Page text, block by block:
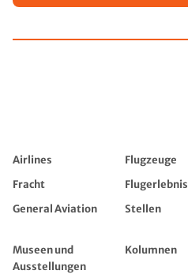
Airlines Flugzeuge
Fracht
Flugerlebnis
General Aviation
Stellen
Museen und
Ausstellungen
Kolumnen